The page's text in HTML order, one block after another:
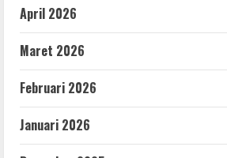
April 2026
Maret 2026
Februari 2026
Januari 2026